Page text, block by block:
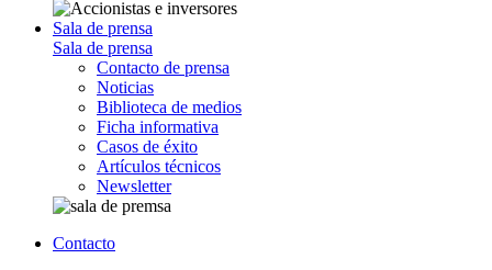
Sala de prensa
Sala de prensa
Contacto de prensa
Noticias
Biblioteca de medios
Ficha informativa
Casos de éxito
Artículos técnicos
Newsletter
Contacto